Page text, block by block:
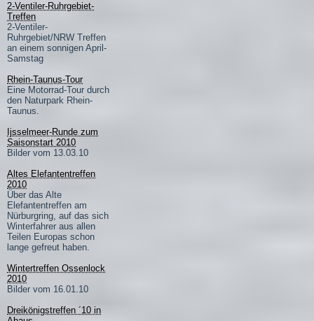
2-Ventiler-Ruhrgebiet-
Treffen
2-Ventiler-
Ruhrgebiet/NRW Treffen
an einem sonnigen April-
Samstag
Rhein-Taunus-Tour
Eine Motorrad-Tour durch
den Naturpark Rhein-
Taunus.
Ijsselmeer-Runde zum
Saisonstart 2010
Bilder vom 13.03.10
Altes Elefantentreffen
2010
Über das Alte
Elefantentreffen am
Nürburgring, auf das sich
Winterfahrer aus allen
Teilen Europas schon
lange gefreut haben.
Wintertreffen Ossenlock
2010
Bilder vom 16.01.10
Dreikönigstreffen ´10 in